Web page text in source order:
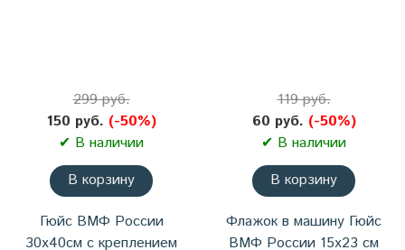
299 руб.
150 руб. (-50%)
✔ В наличии
В корзину
Гюйс ВМФ России
30х40см с креплением
119 руб.
60 руб. (-50%)
✔ В наличии
В корзину
Флажок в машину Гюйс
ВМФ России 15х23 см